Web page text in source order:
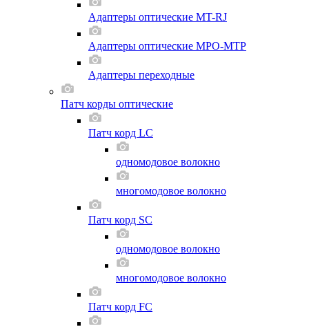
Адаптеры оптические MT-RJ
Адаптеры оптические MPO-MTP
Адаптеры переходные
Патч корды оптические
Патч корд LC
одномодовое волокно
многомодовое волокно
Патч корд SC
одномодовое волокно
многомодовое волокно
Патч корд FC